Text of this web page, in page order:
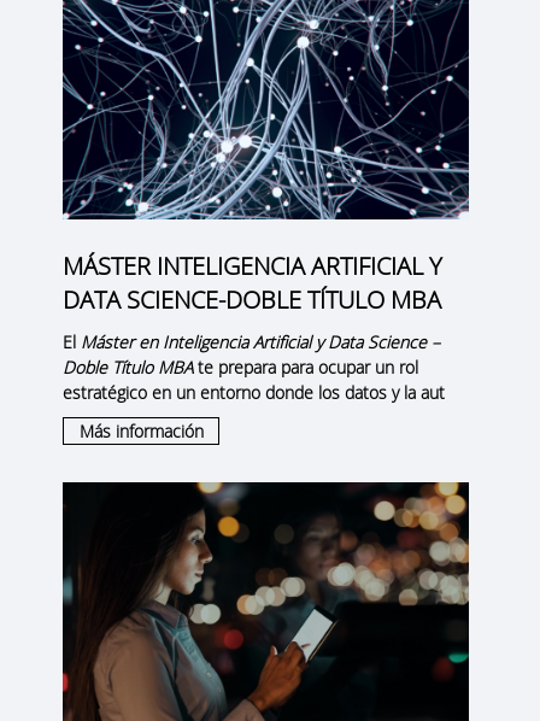
MÁSTER INTELIGENCIA ARTIFICIAL Y
DATA SCIENCE-DOBLE TÍTULO MBA
El Máster en Inteligencia Artificial y Data Science –
Doble Título MBAte prepara para ocupar un rol
estratégico en un entorno donde los datos y la aut
Más información